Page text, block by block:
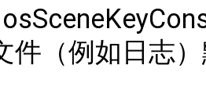
件（例如日志